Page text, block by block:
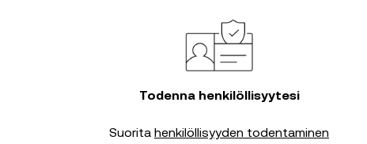
Todenna henkilöllisyytesi
Suorita henkilöllisyyden todentaminen